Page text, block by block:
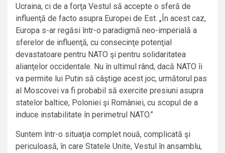
Ucraina, ci de a forţa Vestul să accepte o sferă de
influenţă de facto asupra Europei de Est. „În acest caz,
Europa s-ar regăsi într-o paradigmă neo-imperială a
sferelor de influenţă, cu consecinţe potenţial
devastatoare pentru NATO şi pentru solidaritatea
alianţelor occidentale. Nu în ultimul rând, dacă NATO îi
va permite lui Putin să câştige acest joc, următorul pas
al Moscovei va fi probabil să exercite presiuni asupra
statelor baltice, Poloniei şi României, cu scopul de a
induce instabilitate în perimetrul NATO.”
Suntem într-o situaţia complet nouă, complicată şi
periculoasă, în care Statele Unite, Vestul în ansamblu,